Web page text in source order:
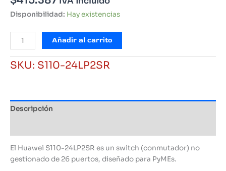
Disponibilidad: Hay existencias
Switch
Huawei
ekit
S110-
24
Puertos
Gigabit
cantidad
Añadir al carrito
SKU: S110-24LP2SR
Descripción
El Huawei S110-24LP2SR es un switch (conmutador) no
gestionado de 26 puertos, diseñado para PyMEs.